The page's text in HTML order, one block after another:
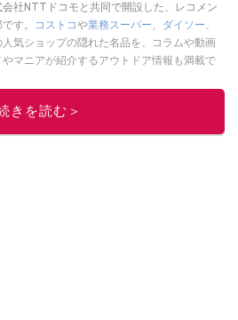
社NTTドコモと共同で開設した、レコメン
す。
コストコや業務スーパー、 ダイソー、
人気ショップの隠れた名品を、コラムや動画
マニアが紹介するアウトドア情報も満載で
ド情報をお届けしているので、ぜひ
い！
きを読む＞